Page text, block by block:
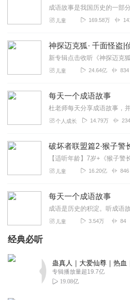
听友187041185
(*^▽^*)
Henryliyang
好好，天天我都在做摘抄。
快乐小米金果果
老师讲的真的太好了，我和孩子
1563180dkve
好好好好好好好好好好好好好好
棒！蒋老师👩‍🏫的声音很亲切❤！
2019-11-03
儿童 169.58万
儿童 24.64亿 834
每天一个成语故事
个人成长 14.79万 234
儿童 16.20亿 846
每天一个成语故事
儿童 3.54万 84
经典必听
专辑播放量超19.7亿
19.08亿